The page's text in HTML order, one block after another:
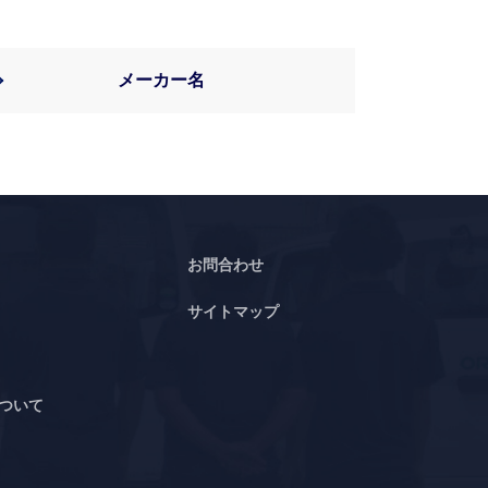
メーカー名
いて
お問合わせ
サイトマップ